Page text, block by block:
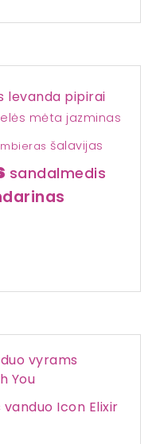
levanda pipirai
mėta jazminas
šalavijas
sandalmedis
vyrams
You
Icon Elixir